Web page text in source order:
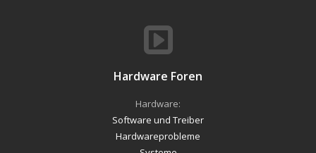
Hardware Foren
Hardware:
Software und Treiber
Hardwareprobleme